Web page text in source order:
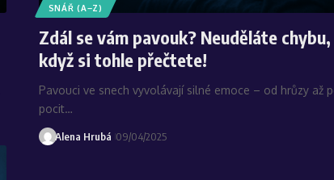
SNÁŘ (A–Z)
Zdál se vám pavouk? Neuděláte chybu,
když si tohle přečtete!
Pavouci ve snech vyvolávají silné emoce – od hrůzy až
pocit…
Alena Hrubá 09/04/2025